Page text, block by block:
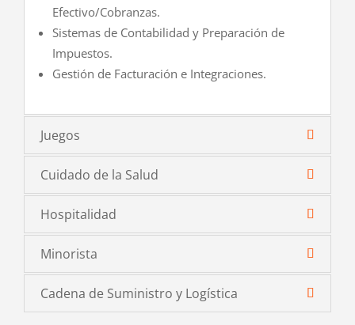
Efectivo/Cobranzas.
Sistemas de Contabilidad y Preparación de
Impuestos.
Gestión de Facturación e Integraciones.
Juegos
Cuidado de la Salud
Hospitalidad
Minorista
Cadena de Suministro y Logística